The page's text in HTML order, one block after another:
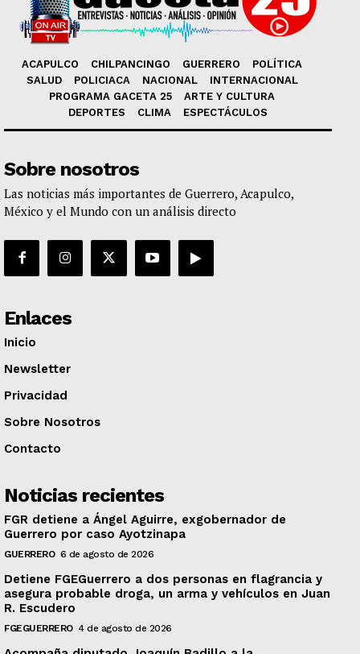
ACAPULCO CHILPANCINGO GUERRERO
POLÍTICA
SALUD
POLICIACA NACIONAL
INTERNACIONAL
PROGRAMA GACETA 25
ARTE Y CULTURA
DEPORTES
CLIMA ESPECTÁCULOS
Sobre nosotros
Las noticias más importantes de Guerrero, Acapulco,
México y el Mundo con un análisis directo
Enlaces
Inicio
Newsletter
Privacidad
Sobre Nosotros
Contacto
Noticias recientes
FGR detiene a Ángel Aguirre, exgobernador de
Guerrero por caso Ayotzinapa
GUERRERO 6 de agosto de 2026
Detiene FGEGuerrero a dos personas en flagrancia y
asegura probable droga, un arma y vehículos en Juan
R. Escudero
FGEGUERRERO 4 de agosto de 2026